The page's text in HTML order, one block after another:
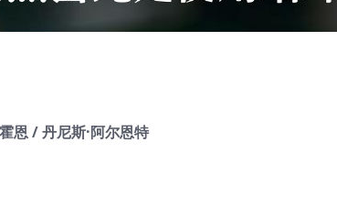
恩 / 丹尼斯·阿尔恩特